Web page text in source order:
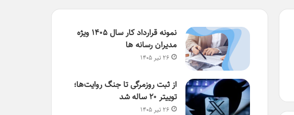
برای
نمونه قرارداد کار سال ۱۴۰۵ ویژه
مدیران رسانه ها
۲۶ تیر ۱۴۰۵
از ثبت روزمرگی تا جنگ روایت‌ها؛
توییتر ۲۰ ساله شد
۲۶ تیر ۱۴۰۵